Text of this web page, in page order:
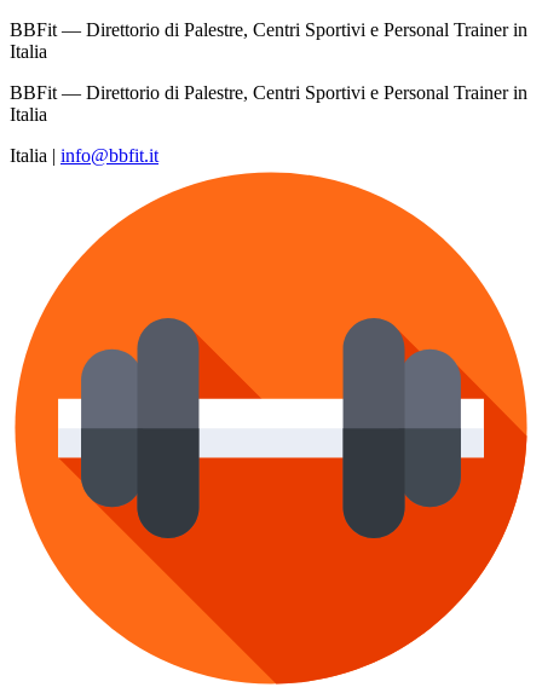
BBFit — Direttorio di Palestre, Centri Sportivi e Personal Trainer in
Italia
BBFit — Direttorio di Palestre, Centri Sportivi e Personal Trainer in
Italia
Italia | info@bbfit.it